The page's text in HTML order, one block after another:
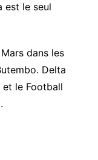
est le seul
dans les
Delta
le Football